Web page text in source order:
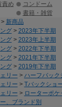
責め
コンドーム
書籍・雑貨
新商品
グ> 2023年下半期
グ> 2023年上半期
グ> 2022年下半期
グ> 2021年下半期
グ> 2019年下半期
リー > ハーフバック
リー > Tバックショ
リー > ローターポ
、ブランド別